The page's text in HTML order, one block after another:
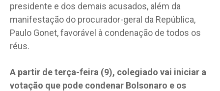
presidente e dos demais acusados, além da
manifestação do procurador-geral da República,
Paulo Gonet, favorável à condenação de todos os
réus.
A partir de terça-feira (9), colegiado vai iniciar a
votação que pode condenar Bolsonaro e os